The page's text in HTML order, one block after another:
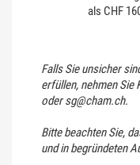
als CHF
Falls Sie unsicher
erfüllen, nehmen Sie
oder sg@cham.ch.
Bitte beachten Sie,
und in begründeten